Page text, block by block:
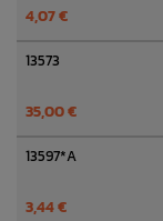
4,07 €
13573
35,00 €
13597*A
3,44 €